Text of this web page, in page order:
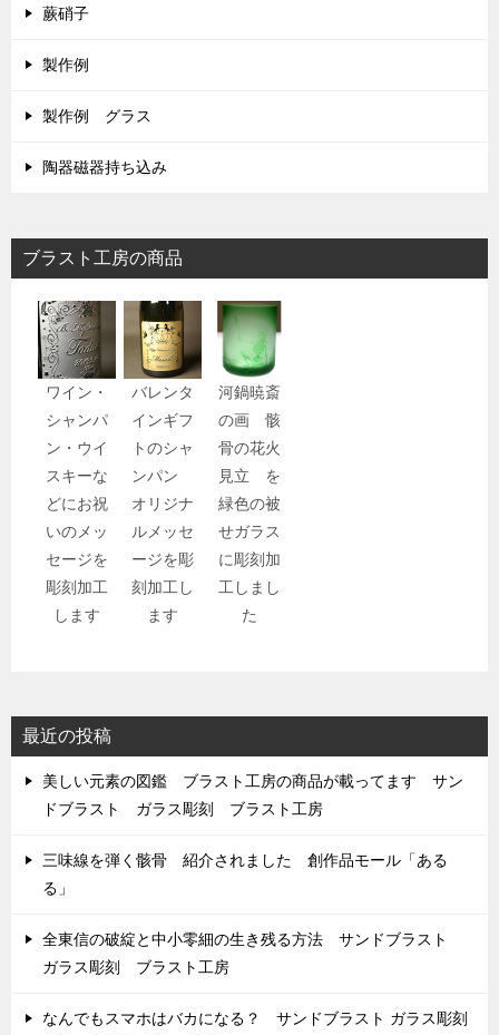
蕨硝子
製作例
製作例 グラス
陶器磁器持ち込み
ブラスト工房の商品
ワイン・
シャンパ
ン・ウイ
スキーな
どにお祝
いのメッ
セージを
彫刻加工
します
バレンタ
インギフ
トのシャ
ンパン
オリジナ
ルメッセ
ージを彫
刻加工し
ます
河鍋暁斎
の画 骸
骨の花火
見立 を
緑色の被
せガラス
に彫刻加
工しまし
た
最近の投稿
美しい元素の図鑑 ブラスト工房の商品が載ってます サン
ドブラスト ガラス彫刻 ブラスト工房
三味線を弾く骸骨 紹介されました 創作品モール「ある
る」
全東信の破綻と中小零細の生き残る方法 サンドブラスト
ガラス彫刻 ブラスト工房
なんでもスマホはバカになる？ サンドブラスト ガラス彫刻